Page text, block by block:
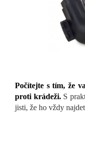
Počítejte s tím, že
proti krádeži. S
jisti, že ho vždy